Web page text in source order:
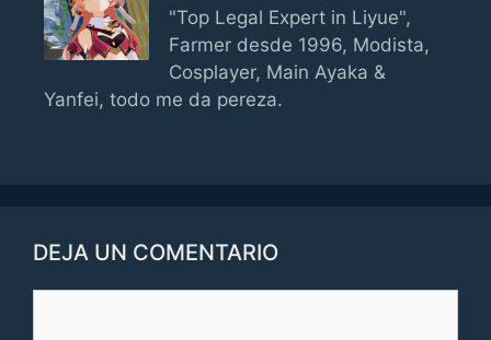
"Top Legal Expert in Liyue",
Farmer desde 1996, Modista,
Cosplayer, Main Ayaka &
Yanfei, todo me da pereza.
DEJA UN COMENTARIO